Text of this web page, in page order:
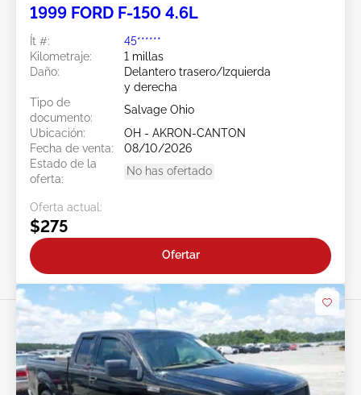
1999 FORD F-150 4.6L
Ít #:
45******
Kilometraje:
1 millas
Daño:
Delantero trasero/Izquierda
y derecha
Tipo de
documento:
Salvage Ohio
Ubicación:
OH - AKRON-CANTON
Fecha de venta:
08/10/2026
Estado de la
oferta:
No has ofertado
Oferta actual:
$275
Ofertar